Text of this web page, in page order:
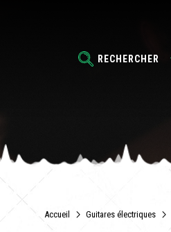
RECHERCHER
Accueil Guitares électriques